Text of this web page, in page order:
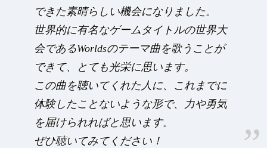
できた素晴らしい機会になりました。
世界的に有名なゲームタイトルの世界大
会であるWorldsのテーマ曲を歌うことが
できて、とても光栄に思います。
この曲を聴いてくれた人に、これまでに
体験したことないような形で、力や勇気
を届けられればと思います。
ぜひ聴いてみてください！